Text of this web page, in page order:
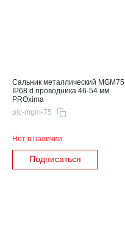
Сальник металлический MGM75
IP68 d проводника 46-54 мм.
PROxima
plc-mgm-75
Нет в наличии
Подписаться